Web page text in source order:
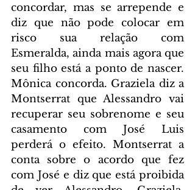
concordar, mas se arrepende e
diz que não pode colocar em
risco sua relação com
Esmeralda, ainda mais agora que
seu filho está a ponto de nascer.
Mônica concorda. Graziela diz a
Montserrat que Alessandro vai
recuperar seu sobrenome e seu
casamento com José Luis
perderá o efeito. Montserrat a
conta sobre o acordo que fez
com José e diz que está proibida